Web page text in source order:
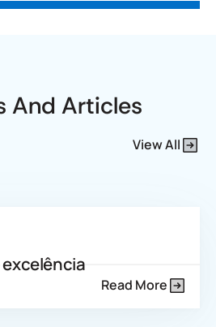
And Articles
View All
Read More